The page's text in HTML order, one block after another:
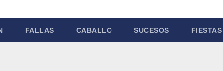
FALLAS CABALLO SUCESOS FIESTAS